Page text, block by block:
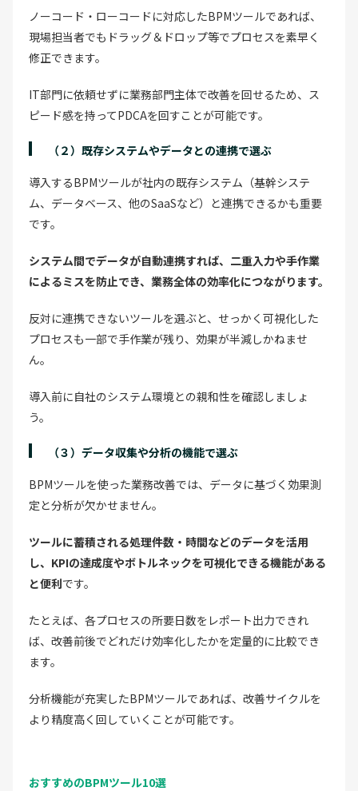
ノーコード・ローコードに対応したBPMツールであれば、
現場担当者でもドラッグ＆ドロップ等でプロセスを素早く
修正できます。
IT部門に依頼せずに業務部門主体で改善を回せるため、ス
ピード感を持ってPDCAを回すことが可能です。
（２）既存システムやデータとの連携で選ぶ
導入するBPMツールが社内の既存システム（基幹システ
ム、データベース、他のSaaSなど）と連携できるかも重要
です。
システム間でデータが自動連携すれば、二重入力や手作業
によるミスを防止でき、業務全体の効率化につながります。
反対に連携できないツールを選ぶと、せっかく可視化した
プロセスも一部で手作業が残り、効果が半減しかねませ
ん。
導入前に自社のシステム環境との親和性を確認しましょ
う。
（３）データ収集や分析の機能で選ぶ
BPMツールを使った業務改善では、データに基づく効果測
定と分析が欠かせません。
ツールに蓄積される処理件数・時間などのデータを活用
し、KPIの達成度やボトルネックを可視化できる機能がある
と便利です。
たとえば、各プロセスの所要日数をレポート出力できれ
ば、改善前後でどれだけ効率化したかを定量的に比較でき
ます。
分析機能が充実したBPMツールであれば、改善サイクルを
より精度高く回していくことが可能です。
おすすめのBPMツール10選